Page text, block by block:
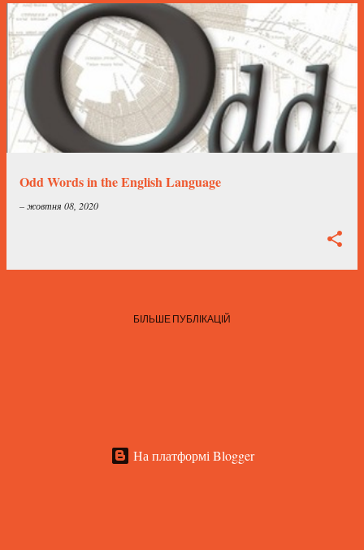
Odd Words in the English Language
–жовтня 08, 2020
БІЛЬШЕ ПУБЛІКАЦІЙ
На платформі Blogger